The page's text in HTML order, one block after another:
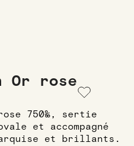
Or rose
750‰, sertie
et accompagné
et brillants.